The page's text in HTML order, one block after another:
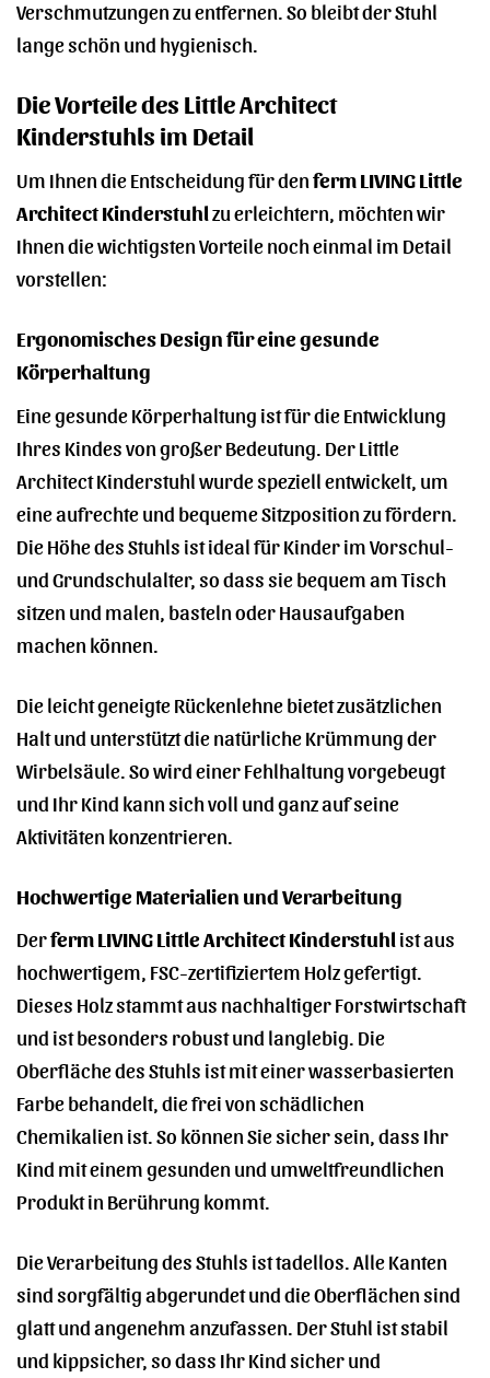
Verschmutzungen zu entfernen. So bleibt der Stuhl
lange schön und hygienisch.
Die Vorteile des Little Architect
Kinderstuhls im Detail
Um Ihnen die Entscheidung für denferm LIVING Little
Architect Kinderstuhlzu erleichtern, möchten wir
Ihnen die wichtigsten Vorteile noch einmal im Detail
vorstellen:
Ergonomisches Design für eine gesunde
Körperhaltung
Eine gesunde Körperhaltung ist für die Entwicklung
Ihres Kindes von großer Bedeutung. Der Little
Architect Kinderstuhl wurde speziell entwickelt, um
eine aufrechte und bequeme Sitzposition zu fördern.
Die Höhe des Stuhls ist ideal für Kinder im Vorschul-
und Grundschulalter, so dass sie bequem am Tisch
sitzen und malen, basteln oder Hausaufgaben
machen können.
Die leicht geneigte Rückenlehne bietet zusätzlichen
Halt und unterstützt die natürliche Krümmung der
Wirbelsäule. So wird einer Fehlhaltung vorgebeugt
und Ihr Kind kann sich voll und ganz auf seine
Aktivitäten konzentrieren.
Hochwertige Materialien und Verarbeitung
Derferm LIVING Little Architect Kinderstuhl ist aus
hochwertigem, FSC-zertifiziertem Holz gefertigt.
Dieses Holz stammt aus nachhaltiger Forstwirtschaft
und ist besonders robust und langlebig. Die
Oberfläche des Stuhls ist mit einer wasserbasierten
Farbe behandelt, die frei von schädlichen
Chemikalien ist. So können Sie sicher sein, dass Ihr
Kind mit einem gesunden und umweltfreundlichen
Produkt in Berührung kommt.
Die Verarbeitung des Stuhls ist tadellos. Alle Kanten
sind sorgfältig abgerundet und die Oberflächen sind
glatt und angenehm anzufassen. Der Stuhl ist stabil
und kippsicher, so dass Ihr Kind sicher und